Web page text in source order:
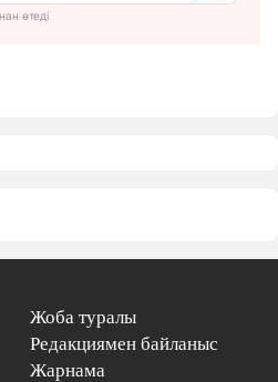
өтеді
Жоба туралы
Редакциямен байланыс
Жарнама